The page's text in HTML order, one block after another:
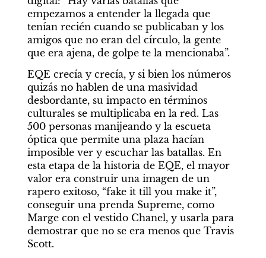
empezamos a entender la llegada que
tenían recién cuando se publicaban y los
amigos que no eran del círculo, la gente
que era ajena, de golpe te la mencionaba”.
EQE crecía y crecía, y si bien los números
quizás no hablen de una masividad
desbordante, su impacto en términos
culturales se multiplicaba en la red. Las
500 personas manijeando y la escueta
óptica que permite una plaza hacían
imposible ver y escuchar las batallas. En
esta etapa de la historia de EQE, el mayor
valor era construir una imagen de un
rapero exitoso, “fake it till you make it”,
conseguir una prenda Supreme, como
Marge con el vestido Chanel, y usarla para
demostrar que no se era menos que Travis
Scott.